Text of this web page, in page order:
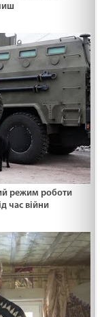
режим роботи
час війни